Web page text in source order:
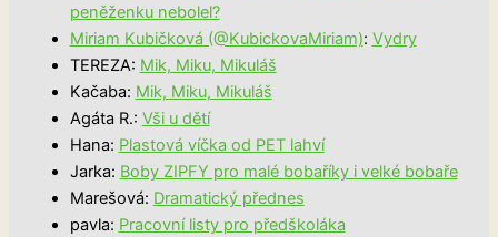
peněženku nebolel?
Miriam Kubičková (@KubickovaMiriam): Vydry
TEREZA: Mik, Miku, Mikuláš
Kačaba: Mik, Miku, Mikuláš
Agáta R.: Vši u dětí
Hana: Plastová víčka od PET lahví
Jarka: Boby ZIPFY pro malé bobaříky i velké bobaře
Marešová: Dramatický přednes
pavla: Pracovní listy pro předškoláka